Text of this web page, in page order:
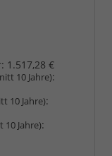
1.517,28 €
10 Jahre):
10 Jahre):
10 Jahre):